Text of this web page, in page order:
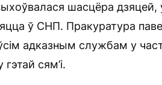
шасцёра
ў СНП. Пракуратура
адказным службам у
сям’і.